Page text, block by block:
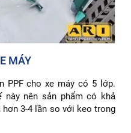
MÁY
PPF cho xe máy có 5 lớp.
này nên sản phẩm có khả
3-4 lần so với keo trong